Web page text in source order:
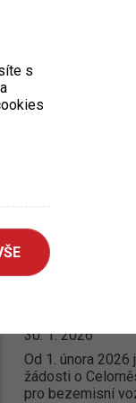
Klientská
18. 2. 2026
Rádi bychom
zóna je již plně v
důvodů budou
O
oprávnění
lze žádat již
30. 1. 2026
Od 1. února
žádosti o
pro bezemisní
s